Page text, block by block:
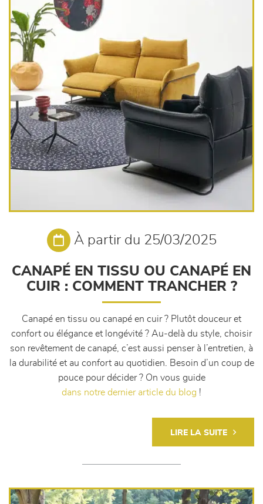
À partir du 25/03/2025
CANAPÉ EN TISSU OU CANAPÉ EN
CUIR : COMMENT TRANCHER ?
Canapé en tissu ou canapé en cuir ? Plutôt douceur et
confort ou élégance et longévité ? Au-delà du style, choisir
son revêtement de canapé, c’est aussi penser à l’entretien, à
la durabilité et au confort au quotidien. Besoin d’un coup de
pouce pour décider ? On vous guide
dans notre dernier article du blog !
LIRE LA SUITE